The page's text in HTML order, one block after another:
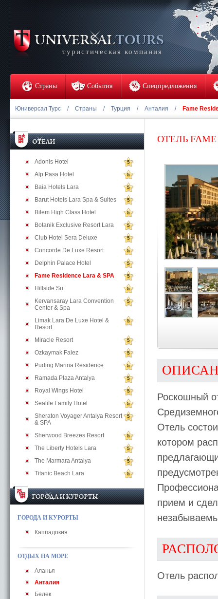
туристическая компания
Страны События Спецпредложения
Юниверсал Турс / Страны / Турция / Анталия / Fame
Adonis Hotel 5
Alp Pasa Hotel 5
Baia Hotels Lara 5
Barut Hotels Lara Spa & Suites 5
Bilem High Class Hotel 5
Botanik Exclusive Resort Lara 5
Club Hotel Sera Deluxe 5
Concorde De Luxe Resort 5
Delphin Palace Hotel 5
Fame Residence Lara & SPA 5
Hillside Su 5
Kervansaray Lara Convention
Center & Spa
5
Limak Lara De Luxe Hotel &
Resort
5
Miracle Resort 5
Ozkaymak Falez 5
Puding Marina Residence 5
Ramada Plaza Antalya 5
Royal Wings Hotel 5
Sealife Family Hotel 5
Sheraton Voyager Antalya Resort
& SPA
5
Sherwood Breezes Resort 5
The Liberty Hotels Lara 5
The Marmara Antalya 5
Titanic Beach Lara 5
ГОРОДА И КУРОРТЫ
Каппадокия
ОТДЫХ НА МОРЕ
Аланья
Анталия
Белек
ОТЕЛЬ FAME
Роскошный
Отель
котором
прием и
Отель